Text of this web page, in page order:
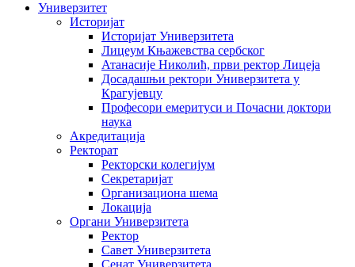
Универзитет
Историјат
Историјат Универзитета
Лицеум Књажевства сербског
Атанасије Николић, први ректор Лицеја
Досадашњи ректори Универзитета у
Крагујевцу
Професори емеритуси и Почасни доктори
наука
Акредитација
Ректорат
Ректорски колегијум
Секретаријат
Организациона шема
Локација
Органи Универзитета
Ректор
Савет Универзитета
Сенат Универзитета